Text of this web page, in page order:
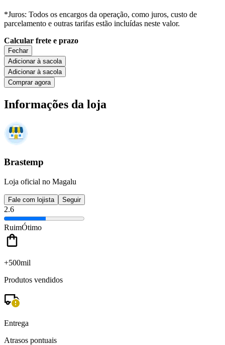
*Juros: Todos os encargos da operação, como juros, custo de
parcelamento e outras tarifas estão incluídas neste valor.
Calcular frete e prazo
Fechar
Adicionar à sacola
Adicionar à sacola
Comprar agora
Informações da loja
Brastemp
Loja oficial no Magalu
Fale com lojista Seguir
2.6
RuimÓtimo
+500mil
Produtos vendidos
Entrega
Atrasos pontuais